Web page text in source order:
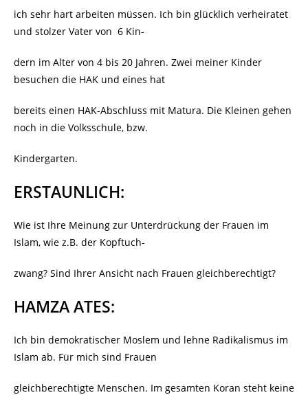
ich sehr hart arbeiten müssen. Ich bin glücklich verheiratet
und stolzer Vater von 6 Kin-
dern im Alter von 4 bis 20 Jahren. Zwei meiner Kinder
besuchen die HAK und eines hat
bereits einen HAK-Abschluss mit Matura. Die Kleinen gehen
noch in die Volksschule, bzw.
Kindergarten.
ERSTAUNLICH:
Wie ist Ihre Meinung zur Unterdrückung der Frauen im
Islam, wie z.B. der Kopftuch-
zwang? Sind Ihrer Ansicht nach Frauen gleichberechtigt?
HAMZA ATES:
Ich bin demokratischer Moslem und lehne Radikalismus im
Islam ab. Für mich sind Frauen
gleichberechtigte Menschen. Im gesamten Koran steht keine